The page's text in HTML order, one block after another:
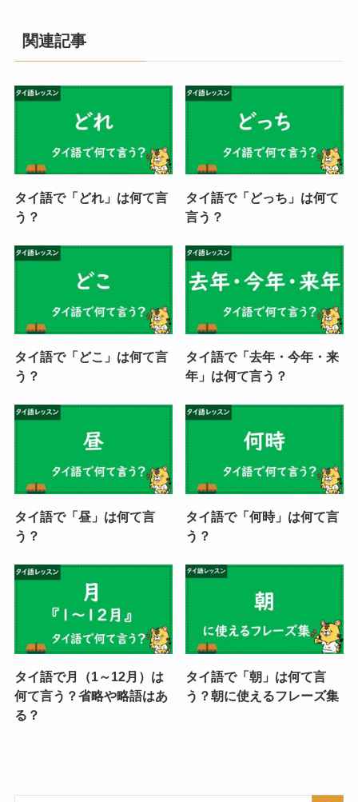
関連記事
タイ語で「どれ」は何て言
う？
タイ語で「どっち」は何て
言う？
タイ語で「どこ」は何て言
う？
タイ語で「去年・今年・来
年」は何て言う？
タイ語で「昼」は何て言
う？
タイ語で「何時」は何て言
う？
タイ語で月（1～12月）は
何て言う？省略や略語はあ
る？
タイ語で「朝」は何て言
う？朝に使えるフレーズ集